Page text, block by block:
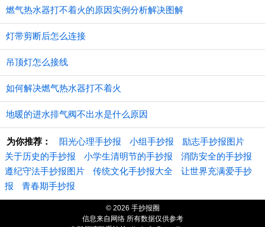
燃气热水器打不着火的原因实例分析解决图解
灯带剪断后怎么连接
吊顶灯怎么接线
如何解决燃气热水器打不着火
地暖的进水排气阀不出水是什么原因
为你推荐： 阳光心理手抄报 小组手抄报
励志手抄报图片
关于历史的手抄报
小学生清明节的手抄报
消防安全的手抄报
遵纪守法手抄报图片
传统文化手抄报大全
让世界充满爱手抄
报
青春期手抄报
© 2026 手抄报圈
信息来自网络 所有数据仅供参考